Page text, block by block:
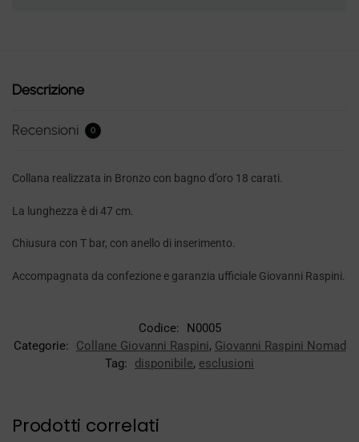
Descrizione
Recensioni 0
Collana realizzata in Bronzo con bagno d’oro 18 carati.
La lunghezza è di 47 cm.
Chiusura con T bar, con anello di inserimento.
Accompagnata da confezione e garanzia ufficiale Giovanni Raspini.
Codice:
N0005
Categorie:
Collane Giovanni Raspini, Giovanni Raspini Nomad
Tag:
disponibile, esclusioni
Prodotti correlati